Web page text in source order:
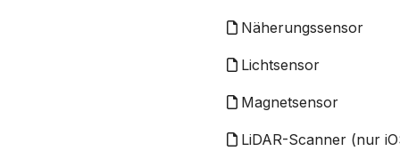
Näherungssensor
Lichtsensor
Magnetsensor
LiDAR-Scanner (nur